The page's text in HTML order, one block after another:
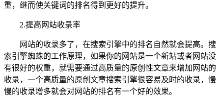
重，继而使关键词的排名得到更好的提升。
2.提高网站收录率
网站的收录多了，在搜索引擎中的排名自然就会提高。搜
索引擎蜘蛛的工作原理，如果你的网站是一个新站或者网站没
有很好的权重，就需要通过高质量的原创性文章来增加网站的
收录，一个高质量的原创文章搜索引擎很容易及时的收录，慢
慢的收录增多就会对网站的排名有一个好的效果。